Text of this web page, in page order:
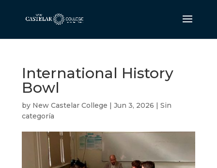
International History
Bowl
by New Castelar College | Jun 3, 2026 | Sin
categoría